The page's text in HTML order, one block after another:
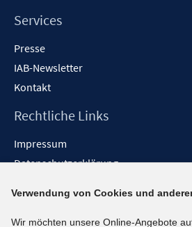
Services
Presse
IAB-Newsletter
Kontakt
Rechtliche Links
Impressum
Datenschutzerklärung
Barrieren melden
Verwendung von Cookies und
Wir möchten unsere Online-Angebote